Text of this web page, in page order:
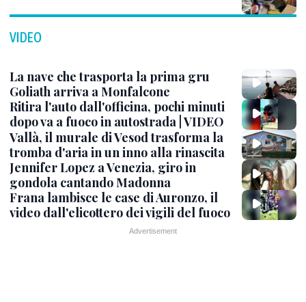
VIDEO
La nave che trasporta la prima gru
Goliath arriva a Monfalcone
Ritira l'auto dall'officina, pochi minuti
dopo va a fuoco in autostrada | VIDEO
Vallà, il murale di Vesod trasforma la
tromba d'aria in un inno alla rinascita
Jennifer Lopez a Venezia, giro in
gondola cantando Madonna
Frana lambisce le case di Auronzo, il
video dall'elicottero dei vigili del fuoco